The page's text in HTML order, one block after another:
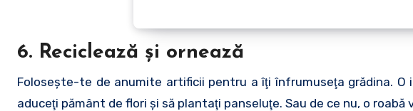
6. Reciclează şi ornează
Foloseşte-te de anumite artificii pentru a îţi înfrumuseţa grădina.
aduceţi pământ de flori şi să plantaţi panseluţe. Sau de ce nu, o